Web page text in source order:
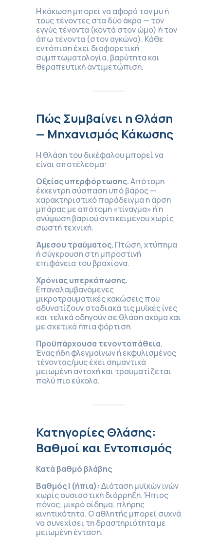
Η κάκωση μπορεί να αφορά τον μυ ή
τους τένοντες στα δύο άκρα — τον
εγγύς τένοντα (κοντά στον ώμο) ή τον
άπω τένοντα (στον αγκώνα). Κάθε
εντόπιση έχει διαφορετική
συμπτωματολογία, βαρύτητα και
θεραπευτική αντιμετώπιση.
Πώς Συμβαίνει η Θλάση
— Μηχανισμός Κάκωσης
Η θλάση του δικέφαλου μπορεί να
είναι αποτέλεσμα:
Οξείας υπερφόρτωσης.Απότομη
έκκεντρη σύσπαση υπό βάρος —
χαρακτηριστικό παράδειγμα η άρση
μπάρας με απότομη «τίναγμα» ή η
ανύψωση βαριού αντικειμένου χωρίς
σωστή τεχνική.
Άμεσου τραύματος. Πτώση, χτύπημα
ή σύγκρουση στη μπροστινή
επιφάνεια του βραχίονα.
Χρόνιας υπερκόπωσης.
Επαναλαμβανόμενες
μικροτραυματικές κακώσεις που
αδυνατίζουν σταδιακά τις μυϊκές ίνες
και τελικά οδηγούν σε θλάση ακόμα και
με σχετικά ήπια φόρτιση.
Προϋπάρχουσα τενοντοπάθεια.
Ένας ήδη φλεγμαίνων ή εκφυλισμένος
τένοντας/μυς έχει σημαντικά
μειωμένη αντοχή και τραυματίζεται
πολύ πιο εύκολα.
Κατηγορίες Θλάσης:
Βαθμοί και Εντοπισμός
Κατά βαθμό βλάβης
Βαθμός Ι (ήπια): Διάταση μυϊκών ινών
χωρίς ουσιαστική διάρρηξη. Ήπιος
πόνος, μικρό οίδημα, πλήρης
κινητικότητα. Ο αθλητής μπορεί συχνά
να συνεχίσει τη δραστηριότητα με
μειωμένη ένταση.